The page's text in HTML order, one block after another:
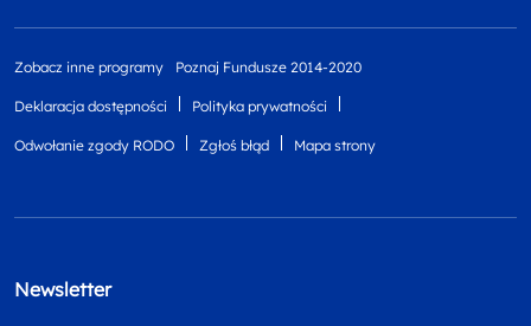
Zobacz inne programy Poznaj Fundusze 2014-2020
Deklaracja dostępności Polityka prywatności
Odwołanie zgody RODO Zgłoś błąd Mapa strony
Newsletter